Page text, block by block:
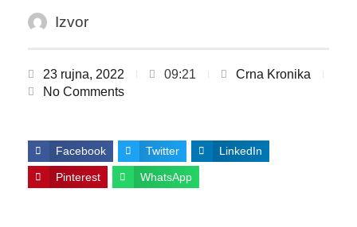
Izvor
23 rujna, 2022 09:21
Crna Kronika
No Comments
Facebook Twitter LinkedIn
Pinterest WhatsApp